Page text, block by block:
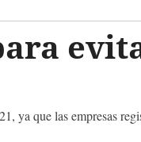
ya que las empresas